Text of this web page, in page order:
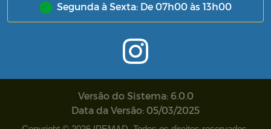
Segunda à Sexta: De 07h00 às 13h00
Versão do Sistema: 6.0.0
Data da Versão: 05/03/2025